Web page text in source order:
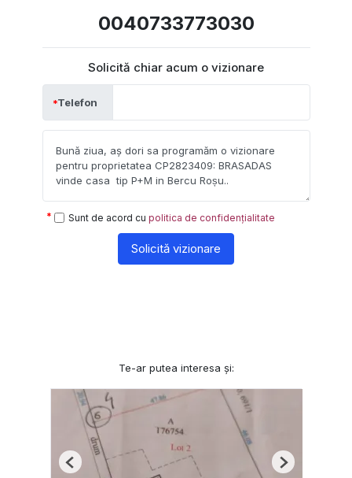
0040733773030
Solicită chiar acum o vizionare
Telefon
Sunt de acord cu politica de confidențialitate
Solicită vizionare
Te-ar putea interesa și:
Previous Next